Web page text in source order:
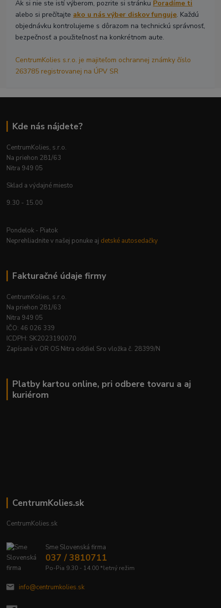
Ak si nie ste istí výberom, pozrite si stránku Poradíme ti
alebo si prečítajte ako u nás výber diskov funguje. Každú
objednávku kontrolujeme s dôrazom na technickú správnosť,
bezpečnosť a použiteľnosť na konkrétnom aute.
CentrumKolies s.r.o. je majiteľom ochrannej známky číslo
263785 registrovanej na ÚPV SR
Kde nás nájdete?
CentrumKolies, s.r.o.
Na priehon 281/63
Nitra 949 05
Sklad a výdajné miesto
9.30 - 15.00
Pondelok - Piatok
Neprehliadnite v našej ponuke aj detské autosedačky
Fakturačné údaje firmy
CentrumKolies, s.r.o.
Na priehon 281/63
Nitra 949 05
IČO: 46 026 339
ICDPH: SK2023190070
Zapísaná v OR OS Nitra oddiel Sro vložka č. 28399/N
Platby kartou online, pri odbere tovaru a aj
kuriérom
CentrumKolies.sk
CentrumKolies.sk
Sme Slovenská firma
037 / 3810711
Po-Pia 9.30 - 14.00 *letný režim
info@centrumkolies.sk